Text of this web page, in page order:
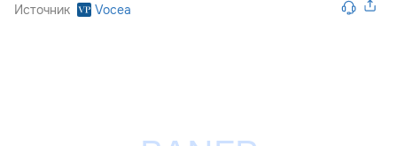
Источник Vocea